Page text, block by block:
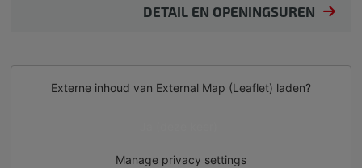
DETAIL EN OPENINGSUREN
Externe inhoud van External Map (Leaflet) laden?
Manage privacy settings